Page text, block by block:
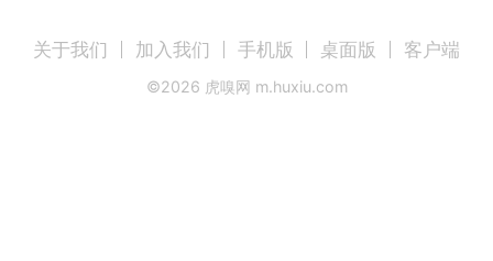
关于我们 加入我们 手机版 桌面版 客户端
©2026 虎嗅网 m.huxiu.com